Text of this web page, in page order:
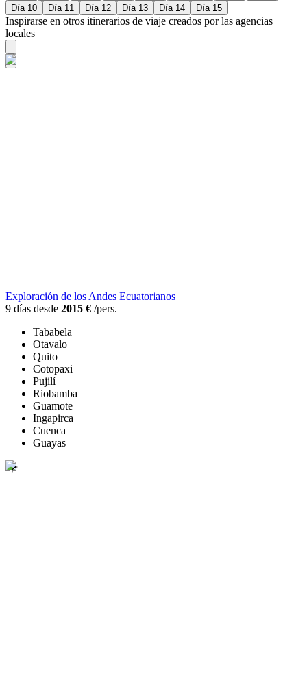
Día 10
Día 11 Día 12 Día 13 Día 14 Día 15
Inspirarse en otros itinerarios de viaje creados por las agencias
locales
Exploración de los Andes Ecuatorianos
9 días desde 2015 € /pers.
Tababela
Otavalo
Quito
Cotopaxi
Pujilí
Riobamba
Guamote
Ingapirca
Cuenca
Guayas